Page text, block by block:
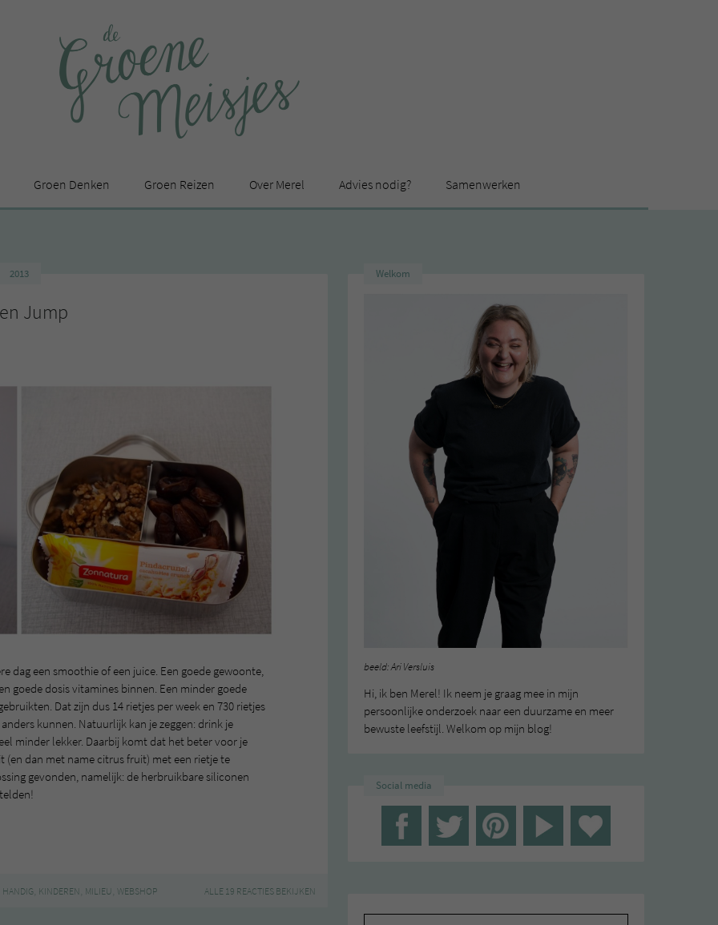
Groen Denken Groen Reizen Over Merel Advies nodig? Samenwerken
2013
Jump
dag een smoothie of een juice. Een goede gewoonte,
goede dosis vitamines binnen. Een minder goede
Dat zijn dus 14 rietjes per week en 730 rietjes
kunnen. Natuurlijk kan je zeggen: drink je
minder lekker. Daarbij komt dat het beter voor je
dan met name citrus fruit) met een rietje te
gevonden, namelijk: de herbruikbare siliconen
HANDIG, KINDEREN, MILIEU, WEBSHOP ALLE 19 REACTIES BEKIJKEN
Welkom
beeld: Ari Versluis
Hi, ik ben Merel! Ik neem je graag mee in mijn
persoonlijke onderzoek naar een duurzame en meer
bewuste leefstijl. Welkom op mijn blog!
Social media